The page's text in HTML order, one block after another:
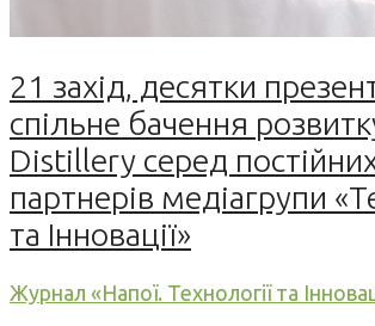
21 захід, десятки
спільне бачення
Distillery серед
партнерів медіагрупи
та Інновації»
Журнал «Напої. Технології та